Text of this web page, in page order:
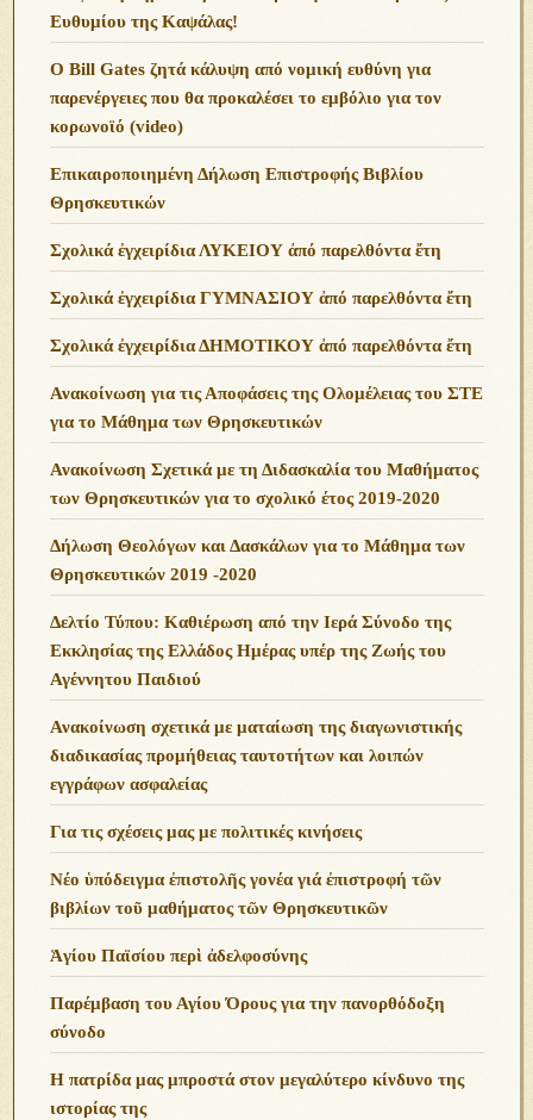
Ευθυμίου της Καψάλας!
O Bill Gates ζητά κάλυψη από νομική ευθύνη για
παρενέργειες που θα προκαλέσει το εμβόλιο για τον
κορωνοϊό (video)
Επικαιροποιημένη Δήλωση Επιστροφής Βιβλίου
Θρησκευτικών
Σχολικά ἐγχειρίδια ΛΥΚΕΙΟΥ ἀπό παρελθόντα ἔτη
Σχολικά ἐγχειρίδια ΓΥΜΝΑΣΙΟΥ ἀπό παρελθόντα ἔτη
Σχολικά ἐγχειρίδια ΔΗΜΟΤΙΚΟΥ ἀπό παρελθόντα ἔτη
Ανακοίνωση για τις Αποφάσεις της Ολομέλειας του ΣΤΕ
για το Μάθημα των Θρησκευτικών
Ανακοίνωση Σχετικά με τη Διδασκαλία του Μαθήματος
των Θρησκευτικών για το σχολικό έτος 2019-2020
Δήλωση Θεολόγων και Δασκάλων για το Μάθημα των
Θρησκευτικών 2019 -2020
Δελτίο Τύπου: Καθιέρωση από την Ιερά Σύνοδο της
Εκκλησίας της Ελλάδος Ημέρας υπέρ της Ζωής του
Αγέννητου Παιδιού
Ανακοίνωση σχετικά με ματαίωση της διαγωνιστικής
διαδικασίας προμήθειας ταυτοτήτων και λοιπών
εγγράφων ασφαλείας
Για τις σχέσεις μας με πολιτικές κινήσεις
Νέο ὑπόδειγμα ἐπιστολῆς γονέα γιά ἐπιστροφή τῶν
βιβλίων τοῦ μαθήματος τῶν Θρησκευτικῶν
Ἁγίου Παϊσίου περὶ ἀδελφοσύνης
Παρέμβαση του Αγίου Όρους για την πανορθόδοξη
σύνοδο
Η πατρίδα μας μπροστά στον μεγαλύτερο κίνδυνο της
ιστορίας της